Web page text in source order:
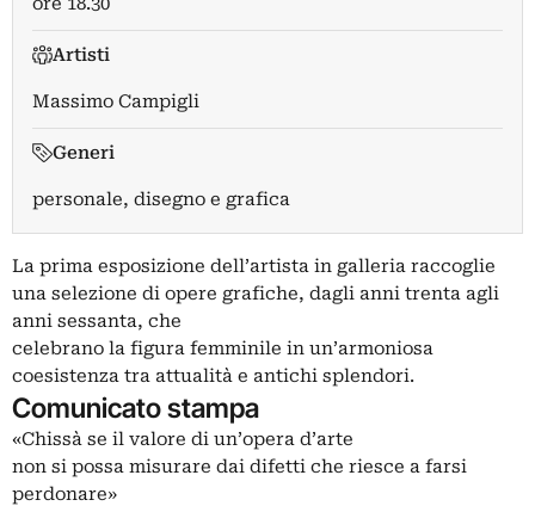
Artisti
Massimo Campigli
Generi
personale, disegno e grafica
La prima esposizione dell’artista in galleria raccoglie
una selezione di opere grafiche, dagli anni trenta agli
anni sessanta, che
celebrano la figura femminile in un’armoniosa
coesistenza tra attualità e antichi splendori.
Comunicato stampa
«Chissà se il valore di un’opera d’arte
non si possa misurare dai difetti che riesce a farsi
perdonare»